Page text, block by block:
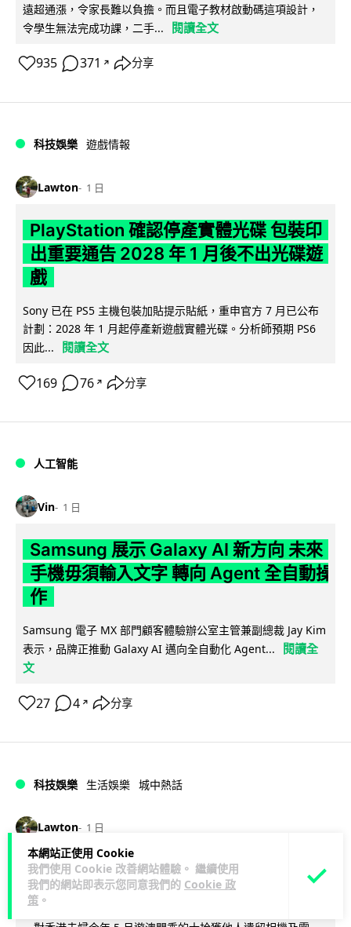
本網站正使用 Cookie
我們使用 Cookie 改善網站體驗。 繼續使用
我們的網站即表示您同意我們的 Cookie 政
策 。
遠超通漲，令家長難以負擔。而且電子教材啟動碼這項設計，
令學生無法完成功課，二手...
閱讀全文
935 371 ↗ 分享
科技娛樂 遊戲情報
Lawton 1 日
PlayStation 確認停產實體光碟 包裝印
出重要通告 2028 年 1 月後不出光碟遊
戲
Sony 已在 PS5 主機包裝加貼提示貼紙，重申官方 7 月已公布
計劃：2028 年 1 月起停產新遊戲實體光碟。分析師預期 PS6
因此...
閱讀全文
169 76 ↗ 分享
人工智能
Vin 1 日
Samsung 展示 Galaxy AI 新方向 未來
手機毋須輸入文字 轉向 Agent 全自動操
作
Samsung 電子 MX 部門顧客體驗辦公室主管兼副總裁 Jay Kim
表示，品牌正推動 Galaxy AI 邁向全自動化 Agent...
閱讀全
文
27 4 ↗ 分享
科技娛樂 生活娛樂 城中熱話
Lawton 1 日
港夫婦澳門的士拾相機 據為己有被的士
Cam 睇到 2 個月後再入境被捕